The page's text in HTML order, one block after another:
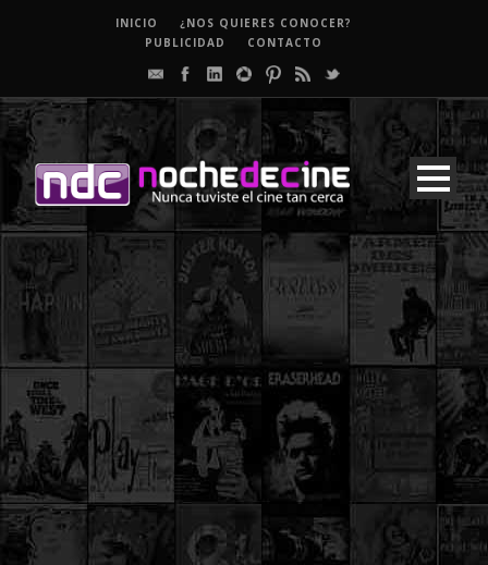
INICIO
¿NOS QUIERES CONOCER?
PUBLICIDAD
CONTACTO